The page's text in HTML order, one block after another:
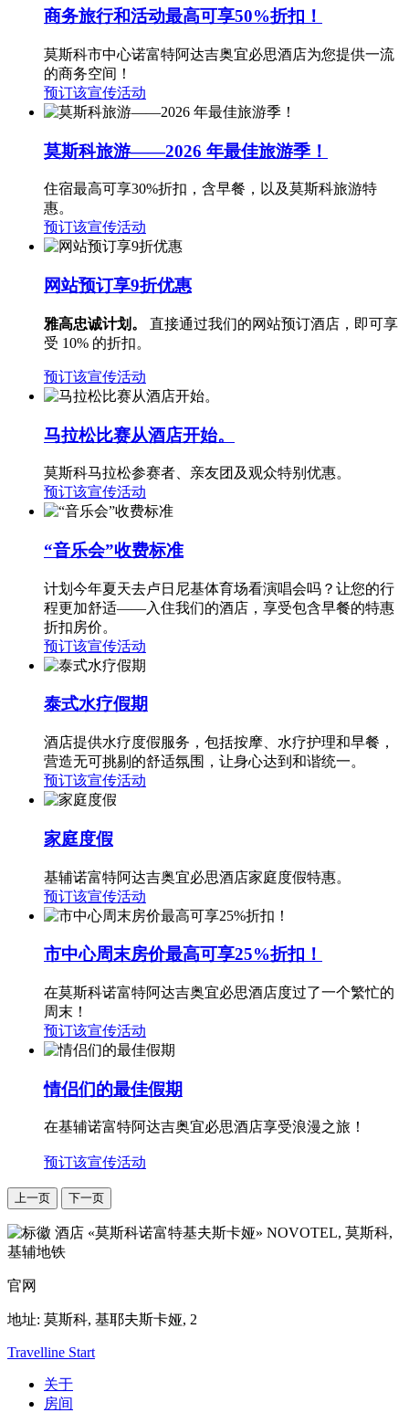
商务旅行和活动最高可享50%折扣！
莫斯科市中心诺富特阿达吉奥宜必思酒店为您提供一流
的商务空间！
预订该宣传活动
莫斯科旅游——2026 年最佳旅游季！
住宿最高可享30%折扣，含早餐，以及莫斯科旅游特
惠。
预订该宣传活动
网站预订享9折优惠
雅高忠诚计划。
直接通过我们的网站预订酒店，即可享
受 10% 的折扣。
预订该宣传活动
马拉松比赛从酒店开始。
莫斯科马拉松参赛者、亲友团及观众特别优惠。
预订该宣传活动
“音乐会”收费标准
计划今年夏天去卢日尼基体育场看演唱会吗？让您的行
程更加舒适——入住我们的酒店，享受包含早餐的特惠
折扣房价。
预订该宣传活动
泰式水疗假期
酒店提供水疗度假服务，包括按摩、水疗护理和早餐，
营造无可挑剔的舒适氛围，让身心达到和谐统一。
预订该宣传活动
家庭度假
基辅诺富特阿达吉奥宜必思酒店家庭度假特惠。
预订该宣传活动
市中心周末房价最高可享25%折扣！
在莫斯科诺富特阿达吉奥宜必思酒店度过了一个繁忙的
周末！
预订该宣传活动
情侣们的最佳假期
在基辅诺富特阿达吉奥宜必思酒店享受浪漫之旅！
预订该宣传活动
上一页 下一页
NOVOTEL, 莫斯科,
基辅地铁
官网
地址: 莫斯科, 基耶夫斯卡娅, 2
Travelline Start
关于
房间